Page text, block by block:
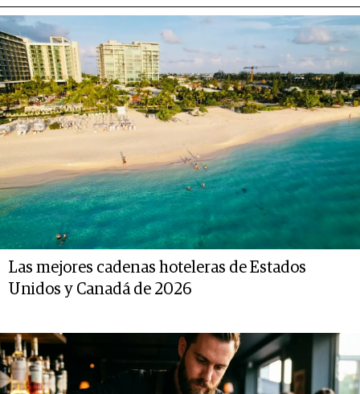
Las mejores cadenas hoteleras de Estados
Unidos y Canadá de 2026